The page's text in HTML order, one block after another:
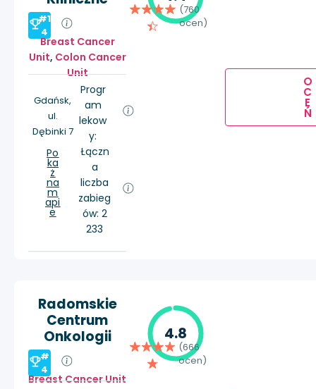
#1
4
Breast Cancer
Unit, Colon Cancer
Unit
Gdańsk,
ul.
Dębinki 7
Po
ka
ż
na
m
api
e
Progr
am
lekow
y:
Łączn
a
liczba
zabieg
ów: 2
233
(760
ocen)
O
C
E
Ń
Radomskie
Centrum
Onkologii
#
4
Breast Cancer Unit
4.8
(666
ocen)